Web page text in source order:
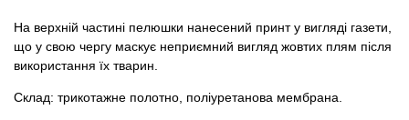
На верхній частині пелюшки нанесений принт у вигляді газети,
що у свою чергу маскує неприємний вигляд жовтих плям після
використання їх тварин.
Склад: трикотажне полотно, поліуретанова мембрана.